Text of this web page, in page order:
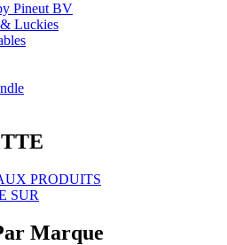
Pineut BV
Luckies
PRODUITS
SUR
Marque